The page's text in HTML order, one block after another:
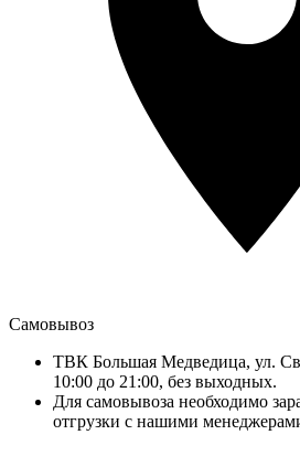
Самовывоз
ТВК Большая Медведица, ул.
10:00 до 21:00, без выходных.
Для самовывоза необходимо
отгрузки с нашими